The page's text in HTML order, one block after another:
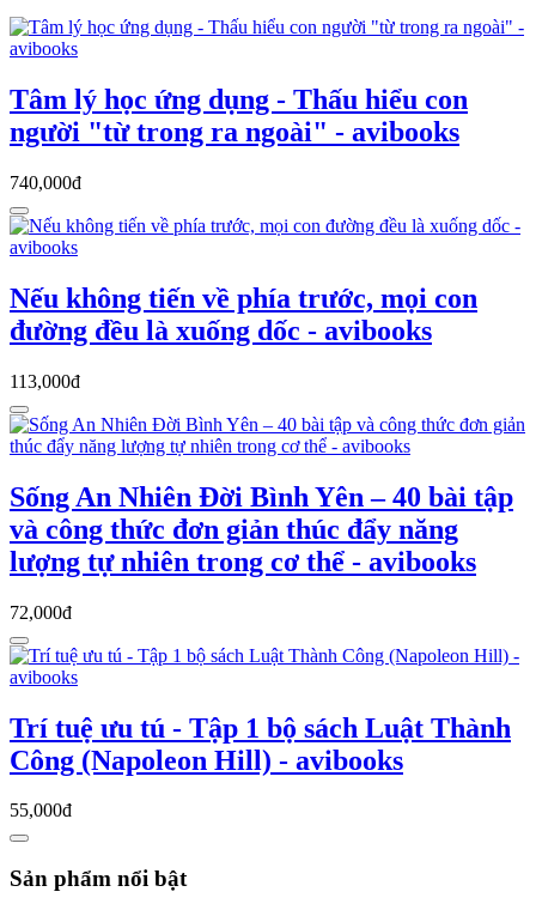
Tâm lý học ứng dụng - Thấu hiểu con
người "từ trong ra ngoài" - avibooks
740,000đ
Nếu không tiến về phía trước, mọi con
đường đều là xuống dốc - avibooks
113,000đ
Sống An Nhiên Đời Bình Yên – 40 bài tập
và công thức đơn giản thúc đẩy năng
lượng tự nhiên trong cơ thể - avibooks
72,000đ
Trí tuệ ưu tú - Tập 1 bộ sách Luật Thành
Công (Napoleon Hill) - avibooks
55,000đ
Sản phẩm nổi bật